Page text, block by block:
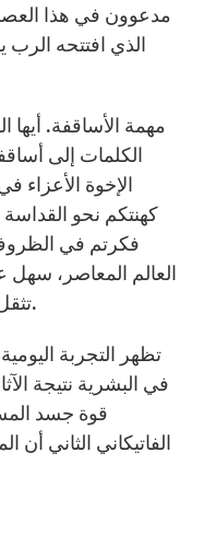
مدعوون في هذا
الذي افتتحه
الكلمات إلى
الإخوة الأعزاء
كهنتكم نحو
فكرتم في الظروف
العالم المعاصر،
تثقل كاهل الكهنة في مختلف المهمات.
تظهر التجربة
في البشرية نتيجة
قوة جسد
الفاتيكاني الثاني أن